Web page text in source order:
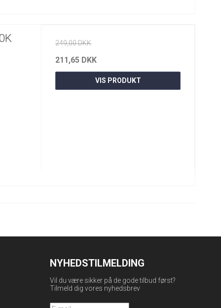
249,00 DKK
211,65 DKK
VIS PRODUKT
NYHEDSTILMELDING
Vil du være sikker på de gode tilbud først?
Tilmeld dig vores nyhedsbrev